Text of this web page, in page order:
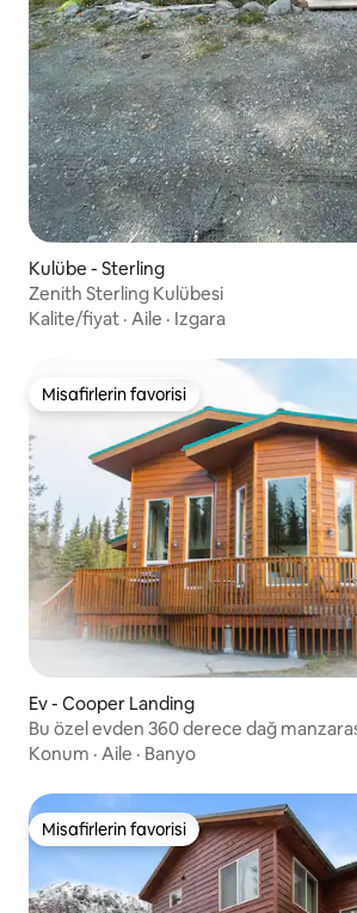
Kulübe - Sterling
Zenith Sterling Kulübesi
Kalite/fiyat · Aile · Izgara
Misafirlerin favorisi
Misafirlerin favorisi
Ev - Cooper Landing
Bu özel evden 360 derece dağ
Konum · Aile · Banyo
Misafirlerin favorisi
Misafirlerin favorisi